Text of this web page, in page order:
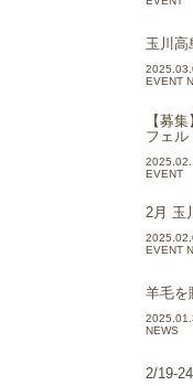
玉川高
EVENT
【募
フェル
EVENT
2月 玉
EVENT
羊毛を
NEWS
2/19-